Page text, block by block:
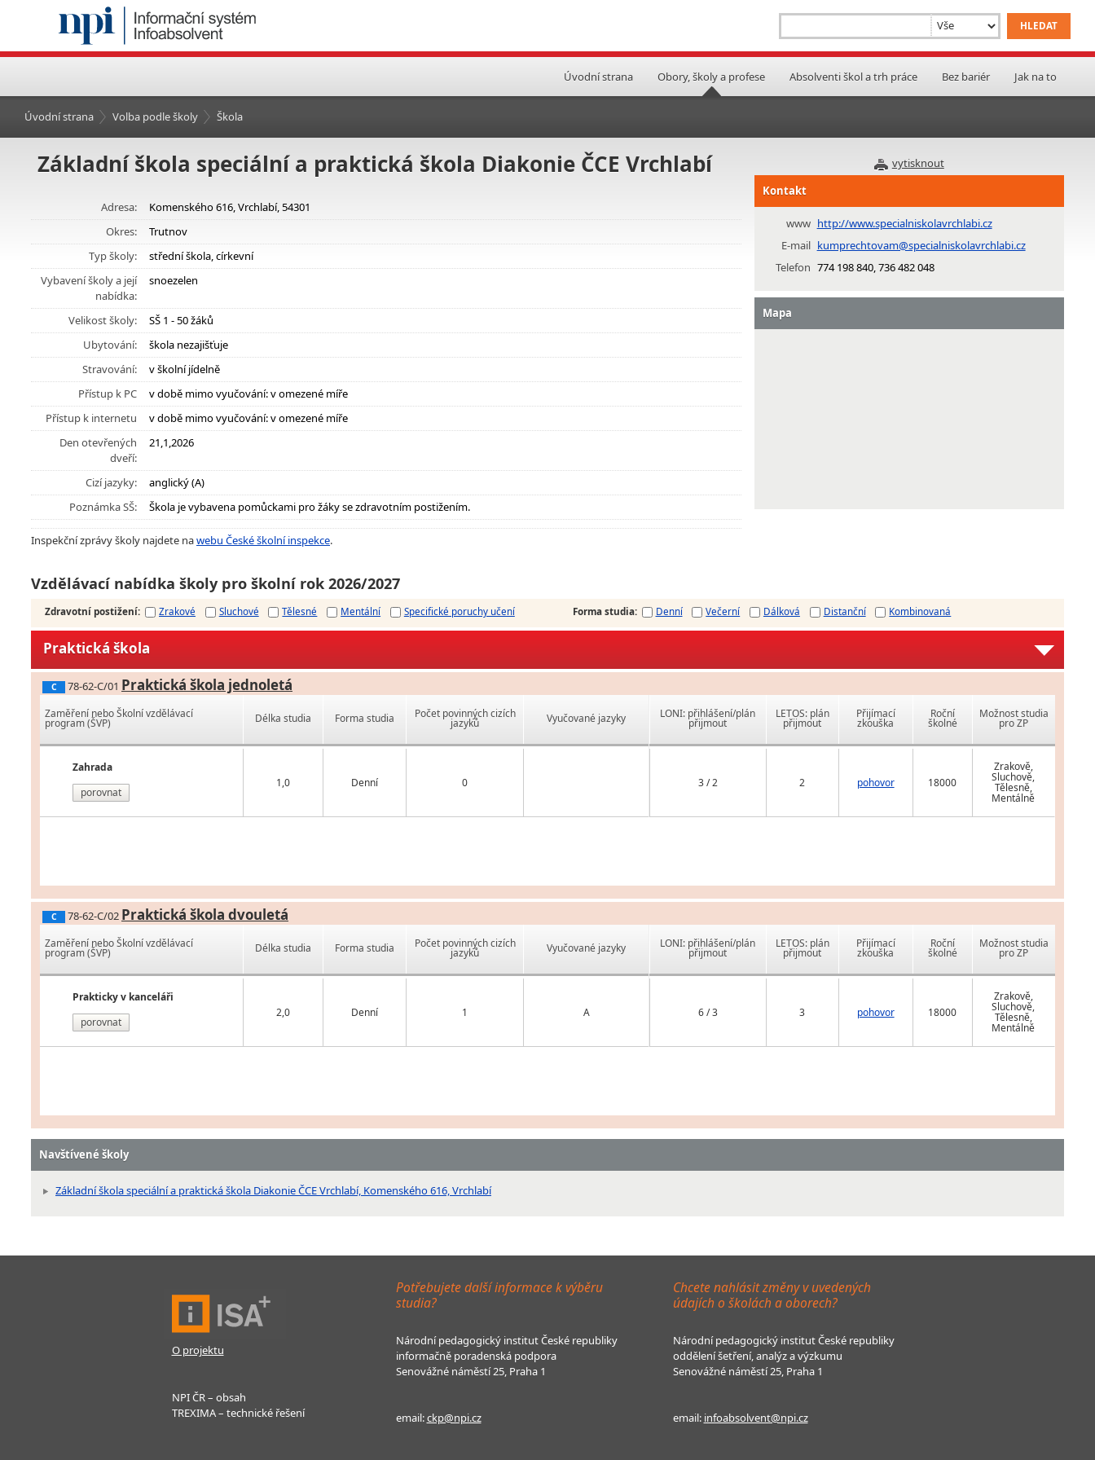
Úvodní strana Obory, školy a profese Absolventi škol a trh práce Bez bariér Jak na to
Úvodní strana Volba podle školy Škola
vytisknout
Základní škola speciální a praktická škola Diakonie ČCE Vrchlabí
Adresa:
Komenského 616, Vrchlabí, 54301
Okres:
Trutnov
Typ školy:
střední škola, církevní
Vybavení školy a její
nabídka:
snoezelen
Velikost školy:
SŠ 1 - 50 žáků
Ubytování:
škola nezajišťuje
Stravování:
v školní jídelně
Přístup k PC
v době mimo vyučování: v omezené míře
Přístup k internetu
v době mimo vyučování: v omezené míře
Den otevřených
dveří:
21,1,2026
Cizí jazyky:
anglický (A)
Poznámka SŠ:
Škola je vybavena pomůckami pro žáky se zdravotním postižením.
Inspekční zprávy školy najdete nawebu České školní inspekce.
Kontakt
www http://www.specialniskolavrchlabi.cz
E-mail kumprechtovam@specialniskolavrchlabi.cz
Telefon 774 198 840, 736 482 048
Mapa
Vzdělávací nabídka školy pro školní rok 2026/2027
Zdravotní postižení: Zrakové Sluchové Tělesné Mentální Specifické poruchy učení Forma studia: Denní Večerní Dálková Distanční Kombinovaná
Praktická škola
C 78-62-C/01 Praktická škola jednoletá
Zaměření nebo Školní vzdělávací
program (ŠVP)
Zahrada
porovnat
Délka studia Forma studia Počet povinných cizích
jazyků Vyučované jazyky
1,0 Denní 0
LONI: přihlášení/plán
přijmout
LETOS: plán
přijmout
Přijímací
zkouška
Roční
školné
Možnost studia
pro ZP
3 / 2 2 pohovor 18000
Zrakově,
Sluchově,
Tělesně,
Mentálně
C 78-62-C/02 Praktická škola dvouletá
Zaměření nebo Školní vzdělávací
program (ŠVP)
Prakticky v kanceláři
porovnat
Délka studia Forma studia Počet povinných cizích
jazyků Vyučované jazyky
2,0 Denní 1 A
LONI: přihlášení/plán
přijmout
LETOS: plán
přijmout
Přijímací
zkouška
Roční
školné
Možnost studia
pro ZP
6 / 3 3 pohovor 18000
Zrakově,
Sluchově,
Tělesně,
Mentálně
Navštívené školy
Základní škola speciální a praktická škola Diakonie ČCE Vrchlabí, Komenského 616, Vrchlabí
O projektu
NPI ČR – obsah
TREXIMA – technické řešení
Potřebujete další informace k výběru
studia?
Národní pedagogický institut České republiky
informačně poradenská podpora
Senovážné náměstí 25, Praha 1
email:ckp@npi.cz
Chcete nahlásit změny v uvedených
údajích o školách a oborech?
Národní pedagogický institut České republiky
oddělení šetření, analýz a výzkumu
Senovážné náměstí 25, Praha 1
email: infoabsolvent@npi.cz